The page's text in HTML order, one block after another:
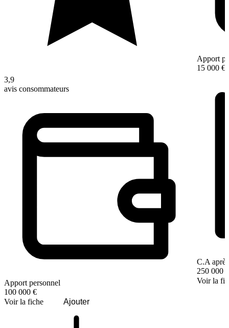
3,9
avis consommateurs
Apport personnel
100 000 €
Voir la fiche
Ajouter
Apport
15 000 €
C.A
250 000 €
Voir la